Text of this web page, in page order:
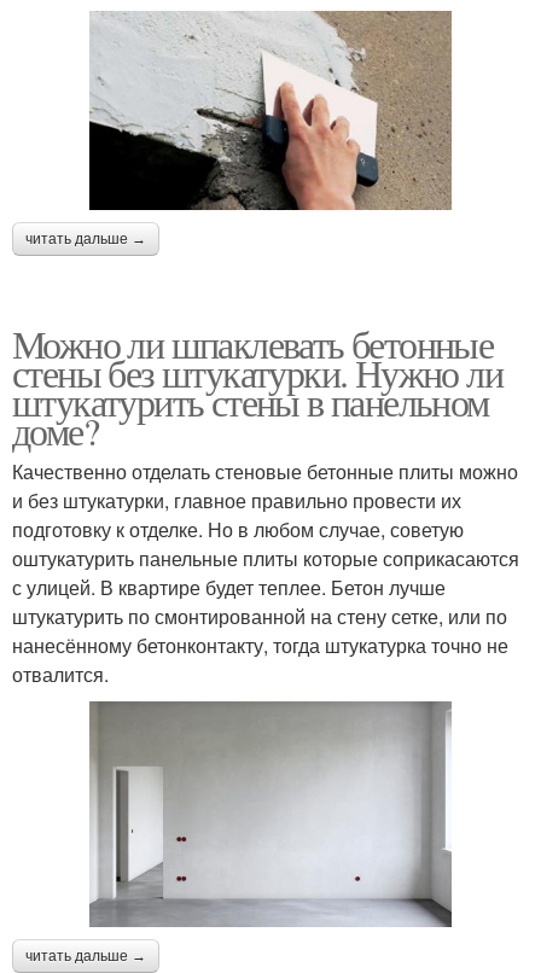
читать дальше →
Можно ли шпаклевать бетонные
стены без штукатурки. Нужно ли
штукатурить стены в панельном
доме?
Качественно отделать стеновые бетонные плиты можно
и без штукатурки, главное правильно провести их
подготовку к отделке. Но в любом случае, советую
оштукатурить панельные плиты которые соприкасаются
с улицей. В квартире будет теплее. Бетон лучше
штукатурить по смонтированной на стену сетке, или по
нанесённому бетонконтакту, тогда штукатурка точно не
отвалится.
читать дальше →